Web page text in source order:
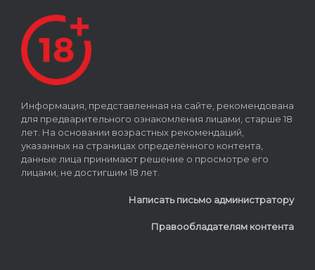
Информация, представленная на сайте, рекомендована
для предварительного ознакомления лицами, старше 18
лет. На основании возрастных рекомендаций,
указанных на страницах определённого контента,
данные лица принимают решение о просмотре его
лицами, не достигшим 18 лет.
Написать письмо администратору
Правообладателям контента